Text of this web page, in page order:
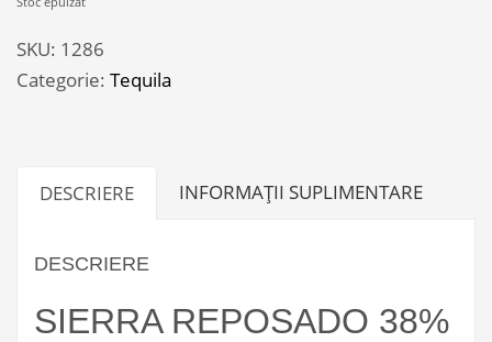
SKU: 1286
Categorie: Tequila
DESCRIERE INFORMAȚII SUPLIMENTARE
DESCRIERE
SIERRA REPOSADO 38%